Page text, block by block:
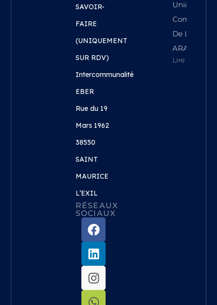
SAVOIR-
FAIRE
(UNIQUEMENT
SUR RDV)
Intercommunalité
EBER
Rue du 19
Mars 1962
38550
SAINT
MAURICE
L’EXIL
RÉSEAUX
SOCIAUX
Union
De La
ARA !
Lire L'article